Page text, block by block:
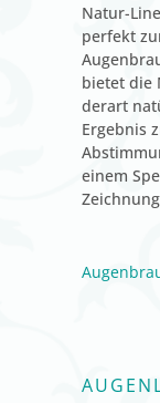
Natur-
perfekt
bietet die
derart
Ergebnis
einem